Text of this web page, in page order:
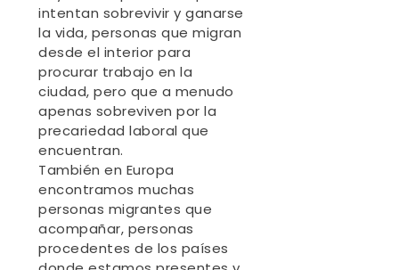
intentan sobrevivir y ganarse
la vida, personas que migran
desde el interior para
procurar trabajo en la
ciudad, pero que a menudo
apenas sobreviven por la
precariedad laboral que
encuentran.
También en Europa
encontramos muchas
personas migrantes que
acompañar, personas
procedentes de los países